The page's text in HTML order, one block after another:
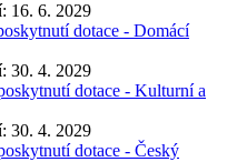
16. 6. 2029
dotace - Domácí
30. 4. 2029
dotace - Kulturní a
30. 4. 2029
dotace - Český